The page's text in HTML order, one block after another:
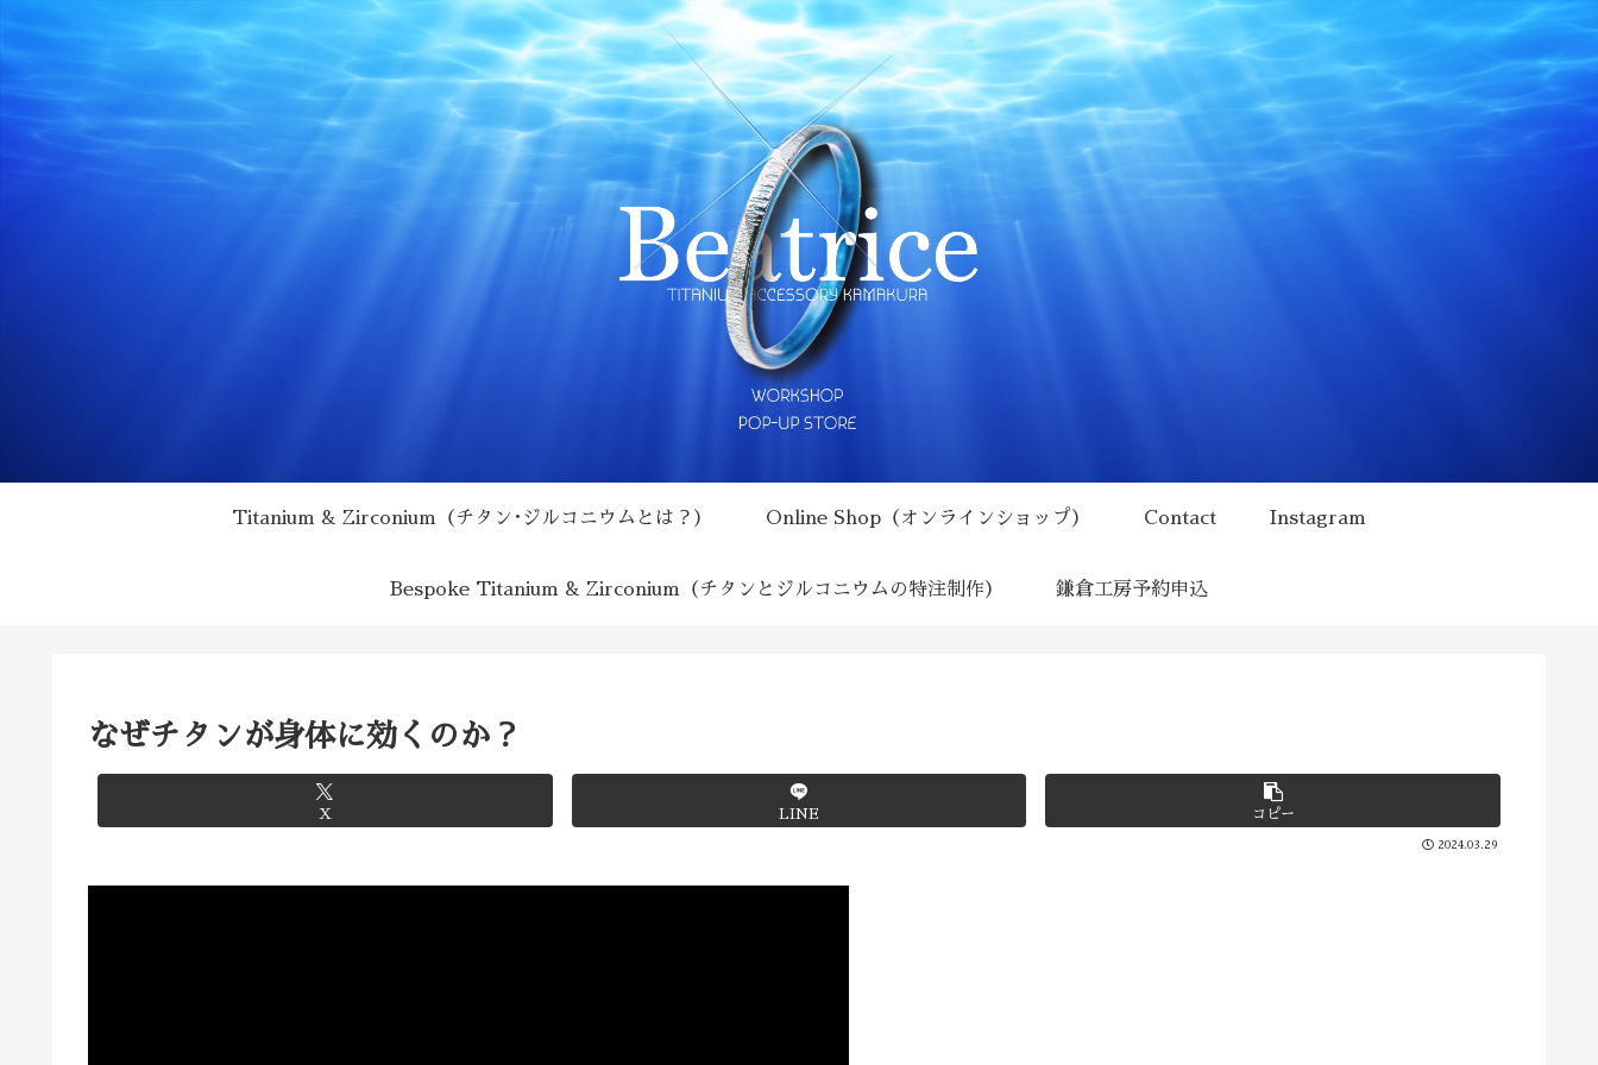
Titanium & Zirconium（チタン･ジルコニウムとは？） Online Shop（オンラインショップ） Contact Instagram
Bespoke Titanium & Zirconium（チタンとジルコニウムの特注制作） 鎌倉工房予約申込
なぜチタンが身体に効くのか？
X LINE コピー
2024.03.29